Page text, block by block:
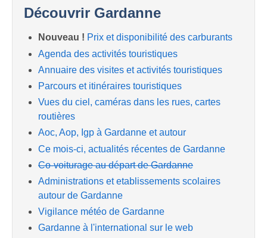
Découvrir Gardanne
Nouveau ! Prix et disponibilité des carburants
Agenda des activités touristiques
Annuaire des visites et activités touristiques
Parcours et itinéraires touristiques
Vues du ciel, caméras dans les rues, cartes
routières
Aoc, Aop, Igp à Gardanne et autour
Ce mois-ci, actualités récentes de Gardanne
Co-voiturage au départ de Gardanne
Administrations et etablissements scolaires
autour de Gardanne
Vigilance météo de Gardanne
Gardanne à l'international sur le web